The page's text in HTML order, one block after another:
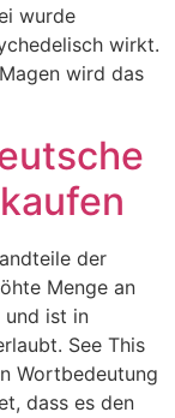
wurde
wirkt.
wird das
der
Menge an
und ist in
See This
Wortbedeutung
dass es den